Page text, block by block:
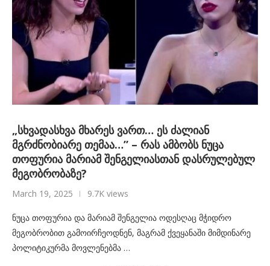
„სხვადასხვა მხარეს ვართ… ეს ძალიან
მგრძნობიარე თემაა…” – რას ამბობს ნუცა
თოფურია მარიამ შენგელიასთან დასრულებულ
მეგობრობაზე?
March 19, 2025 9.7K views
ნუცა თოფურია და მარიამ შენგელია ოდესღაც მჭიდრო
მეგობრობით გამოირჩეოდნენ, მაგრამ ქვეყანაში მიმდინარე
პოლიტიკურმა მოვლენებმა …